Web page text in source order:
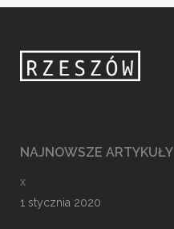
NAJNOWSZE ARTYKUŁY
x
1 stycznia 2020